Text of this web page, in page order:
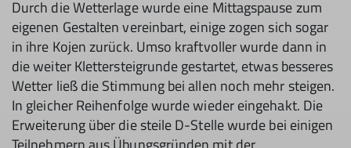
Durch die Wetterlage wurde eine Mittagspause zum
eigenen Gestalten vereinbart, einige zogen sich sogar
in ihre Kojen zurück. Umso kraftvoller wurde dann in
die weiter Klettersteigrunde gestartet, etwas besseres
Wetter ließ die Stimmung bei allen noch mehr steigen.
In gleicher Reihenfolge wurde wieder eingehakt. Die
Erweiterung über die steile D-Stelle wurde bei einigen